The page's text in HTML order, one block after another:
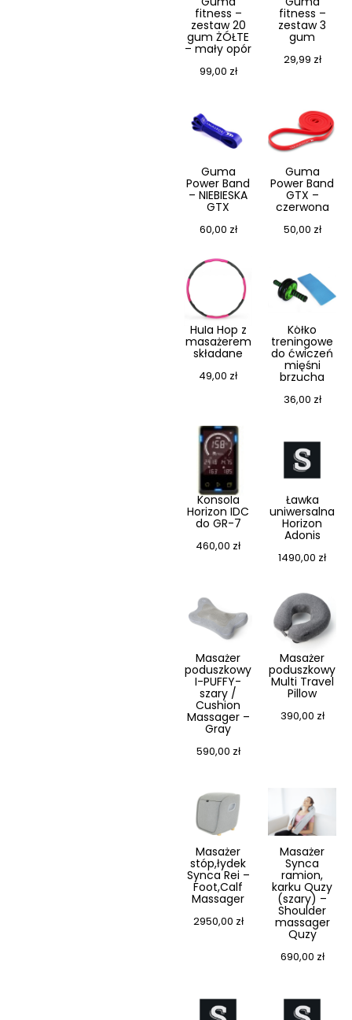
fitness –
zestaw 20
gum ŻÓŁTE
– mały opór
99,00 zł
fitness –
zestaw 3
gum
29,99 zł
Guma
Power Band
– NIEBIESKA
GTX
60,00 zł
Guma
Power Band
GTX –
czerwona
50,00 zł
Hula Hop z
masażerem
składane
49,00 zł
Kółko
treningowe
do ćwiczeń
mięśni
brzucha
36,00 zł
Konsola
Horizon IDC
do GR-7
460,00 zł
Ławka
uniwersalna
Horizon
Adonis
1490,00 zł
Masażer
poduszkowy
I-PUFFY-
szary /
Cushion
Massager –
Gray
590,00 zł
Masażer
poduszkowy
Multi Travel
Pillow
390,00 zł
Masażer
stóp,łydek
Synca Rei –
Foot,Calf
Massager
2950,00 zł
Masażer
Synca
ramion,
karku Quzy
(szary) –
Shoulder
massager
Quzy
690,00 zł